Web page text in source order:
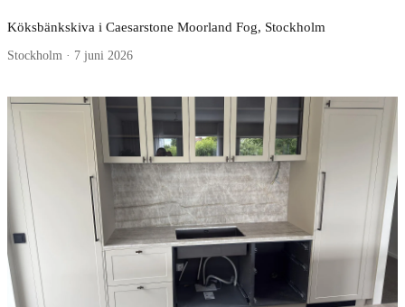
Köksbänkskiva i Caesarstone Moorland Fog, Stockholm
Stockholm · 7 juni 2026